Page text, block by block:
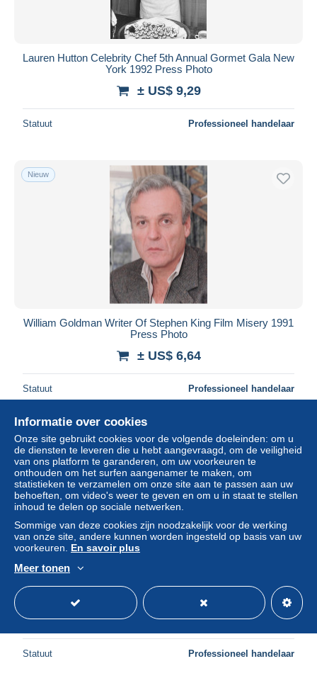
Lauren Hutton Celebrity Chef 5th Annual Gormet Gala New
York 1992 Press Photo
± US$ 9,29
Statuut Professioneel handelaar
Nieuw
William Goldman Writer Of Stephen King Film Misery 1991
Press Photo
± US$ 6,64
Statuut Professioneel handelaar
Nieuw
Robert Maxwell Mirror Newspaper Managing Director 1987
Press Photo
± US$ 6,64
Statuut Professioneel handelaar
Informatie over cookies
Onze site gebruikt cookies voor de volgende doeleinden: om u
de diensten te leveren die u hebt aangevraagd, om de veiligheid
van ons platform te garanderen, om uw voorkeuren te
onthouden om het surfen aangenamer te maken, om
statistieken te verzamelen om onze site aan te passen aan uw
behoeften, om video's weer te geven en om u in staat te stellen
inhoud te delen op sociale netwerken.
Sommige van deze cookies zijn noodzakelijk voor de werking
van onze site, andere kunnen worden ingesteld op basis van uw
voorkeuren. En savoir plus
Meer tonen